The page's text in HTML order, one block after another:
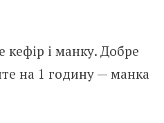
кефір і манку. Добре
на 1 годину — манка